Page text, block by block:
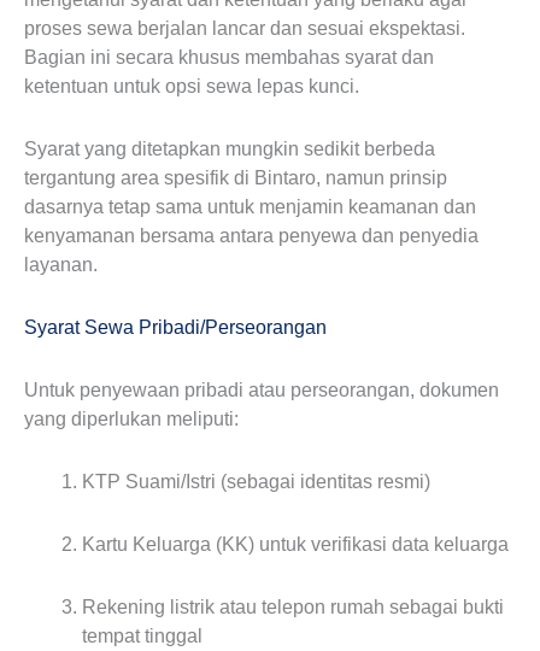
proses sewa berjalan lancar dan sesuai ekspektasi.
Bagian ini secara khusus membahas syarat dan
ketentuan untuk opsi sewa lepas kunci.
Syarat yang ditetapkan mungkin sedikit berbeda
tergantung area spesifik di Bintaro, namun prinsip
dasarnya tetap sama untuk menjamin keamanan dan
kenyamanan bersama antara penyewa dan penyedia
layanan.
Syarat Sewa Pribadi/Perseorangan
Untuk penyewaan pribadi atau perseorangan, dokumen
yang diperlukan meliputi:
KTP Suami/Istri (sebagai identitas resmi)
Kartu Keluarga (KK) untuk verifikasi data keluarga
Rekening listrik atau telepon rumah sebagai bukti
tempat tinggal